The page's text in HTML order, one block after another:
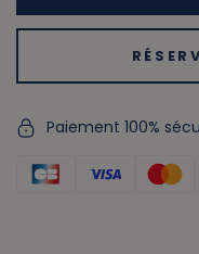
Paiement 100%